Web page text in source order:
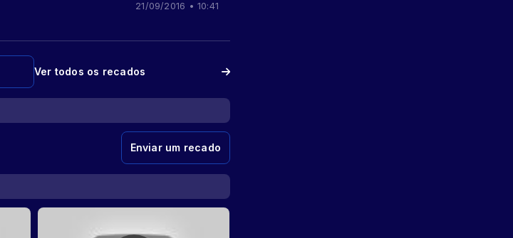
21/09/2016 • 10:41
Ver todos os recados
Enviar um recado